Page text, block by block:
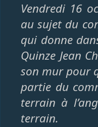
Vendredi 16
au sujet du
qui donne
Quinze Jean
son mur pour
partie du
terrain à
terrain.